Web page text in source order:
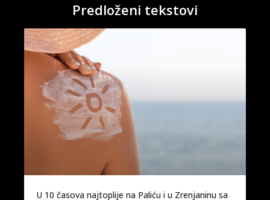
Predloženi tekstovi
U 10 časova najtoplije na Paliću i u Zrenjaninu sa